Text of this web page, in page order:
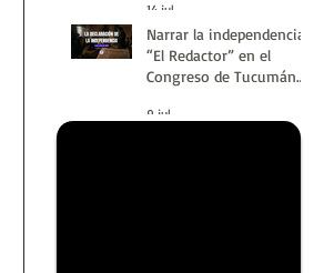
Historia
14 jul
Narrar la independencia:
“El Redactor” en el
Congreso de Tucumán
Huellas de la Historia
9 jul